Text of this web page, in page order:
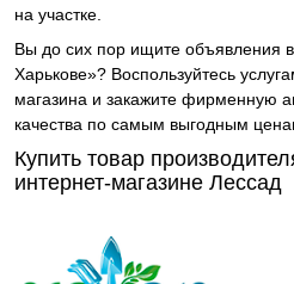
на участке.
Вы до сих пор ищите объявления
Харькове»? Воспользуйтесь
магазина и закажите фирменную
качества по самым выгодным
Купить товар
интернет-магазине Лессад